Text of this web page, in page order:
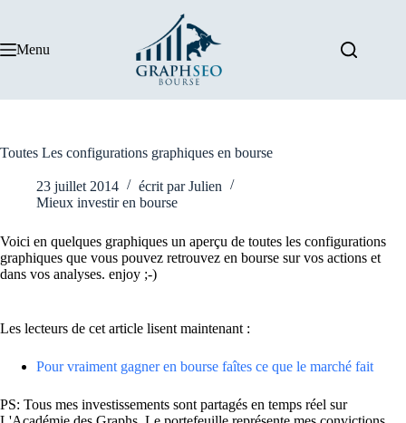
Menu
Toutes Les configurations graphiques en bourse
23 juillet 2014 écrit par Julien
Mieux investir en bourse
Voici en quelques graphiques un aperçu de toutes les configurations
graphiques que vous pouvez retrouvez en bourse sur vos actions et
dans vos analyses. enjoy ;-)
Les lecteurs de cet article lisent maintenant :
Pour vraiment gagner en bourse faîtes ce que le marché fait
PS: Tous mes investissements sont partagés en temps réel sur